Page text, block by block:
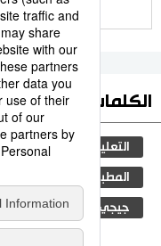
الكلمات الأكثر بحثا
التعليم الياباني
المطبخ الياباني
جيجي برس